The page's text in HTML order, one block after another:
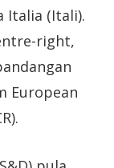
Italia (Itali).
right,
European